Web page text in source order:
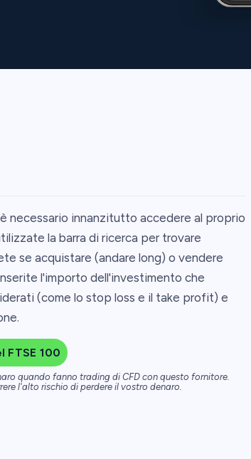
necessario innanzitutto accedere al proprio
la barra di ricerca per trovare
se acquistare (andare long) o vendere
l'importo dell'investimento che
(come lo stop loss e il take profit) e
FTSE 100
quando fanno trading di CFD con questo fornitore.
l'alto rischio di perdere il vostro denaro.